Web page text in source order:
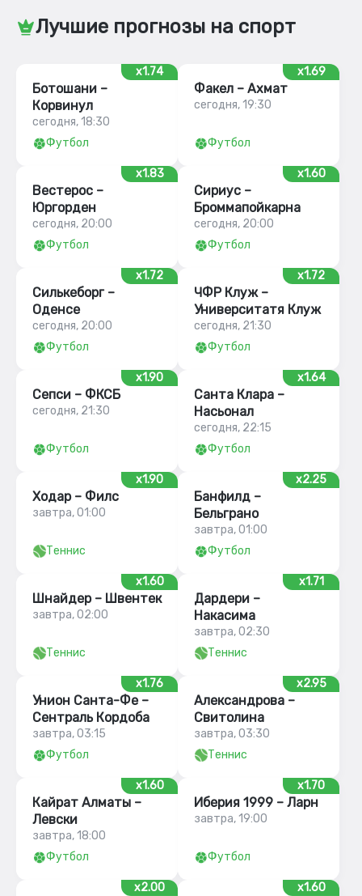
Лучшие прогнозы на спорт
x1.74
Ботошани –
Корвинул
сегодня, 18:30
Футбол
x1.69
Факел – Ахмат
сегодня, 19:30
Футбол
x1.83
Вестерос –
Юргорден
сегодня, 20:00
Футбол
x1.60
Сириус –
Броммапойкарна
сегодня, 20:00
Футбол
x1.72
Силькеборг –
Оденсе
сегодня, 20:00
Футбол
x1.72
ЧФР Клуж –
Университатя Клуж
сегодня, 21:30
Футбол
x1.90
Сепси – ФКСБ
сегодня, 21:30
Футбол
x1.64
Санта Клара –
Насьонал
сегодня, 22:15
Футбол
x1.90
Ходар – Филс
завтра, 01:00
Теннис
x2.25
Банфилд –
Бельграно
завтра, 01:00
Футбол
x1.60
Шнайдер – Швентек
завтра, 02:00
Теннис
x1.71
Дардери –
Накасима
завтра, 02:30
Теннис
x1.76
Унион Санта-Фе –
Сентраль Кордоба
завтра, 03:15
Футбол
x2.95
Александрова –
Свитолина
завтра, 03:30
Теннис
x1.60
Кайрат Алматы –
Левски
завтра, 18:00
Футбол
x1.70
Иберия 1999 – Ларн
завтра, 19:00
Футбол
x2.00 x1.60